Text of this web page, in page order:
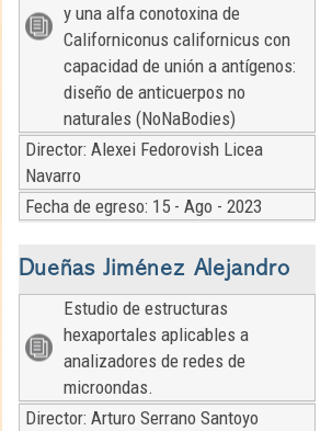
y una alfa conotoxina de
Californiconus californicus con
capacidad de unión a antígenos:
diseño de anticuerpos no
naturales (NoNaBodies)
Director: Alexei Fedorovish Licea
Navarro
Fecha de egreso: 15 - Ago - 2023
Dueñas Jiménez Alejandro
Estudio de estructuras
hexaportales aplicables a
analizadores de redes de
microondas.
Director: Arturo Serrano Santoyo